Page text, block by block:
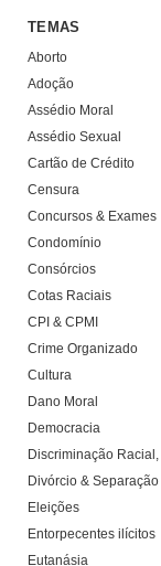
TEMAS
Aborto
Adoção
Assédio Moral
Assédio Sexual
Cartão de Crédito
Censura
Concursos & Exames
Condomínio
Consórcios
Cotas Raciais
CPI & CPMI
Crime Organizado
Cultura
Dano Moral
Democracia
Discriminação
Divórcio & Separação
Eleições
Entorpecentes ilícitos
Eutanásia